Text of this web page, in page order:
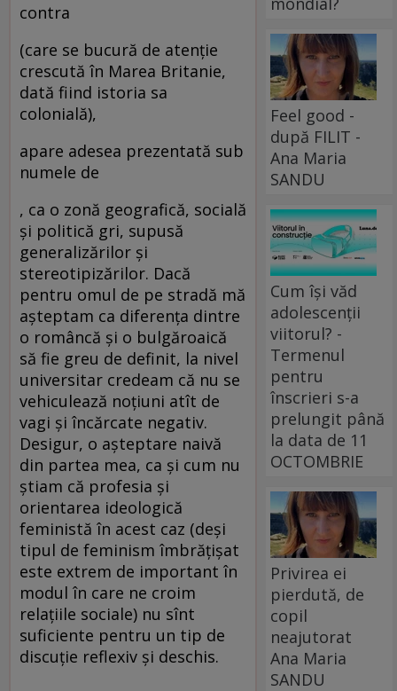
contra
(care se bucură de atenţie
crescută în Marea Britanie,
dată fiind istoria sa
colonială),
apare adesea prezentată sub
numele de
, ca o zonă geografică, socială
şi politică gri, supusă
generalizărilor şi
stereotipizărilor. Dacă
pentru omul de pe stradă mă
aşteptam ca diferenţa dintre
o româncă şi o bulgăroaică
să fie greu de definit, la nivel
universitar credeam că nu se
vehiculează noţiuni atît de
vagi şi încărcate negativ.
Desigur, o aşteptare naivă
din partea mea, ca şi cum nu
ştiam că profesia şi
orientarea ideologică
feministă în acest caz (deşi
tipul de feminism îmbrăţişat
este extrem de important în
modul în care ne croim
relaţiile sociale) nu sînt
suficiente pentru un tip de
discuţie reflexiv şi deschis.
Feel good -
după FILIT -
Ana Maria
SANDU
Cum își văd
adolescenții
viitorul? -
Termenul
pentru
înscrieri s-a
prelungit până
la data de 11
OCTOMBRIE
Privirea ei
pierdută, de
copil
neajutorat
Ana Maria
SANDU